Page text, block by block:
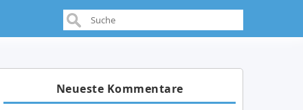
Neueste Kommentare